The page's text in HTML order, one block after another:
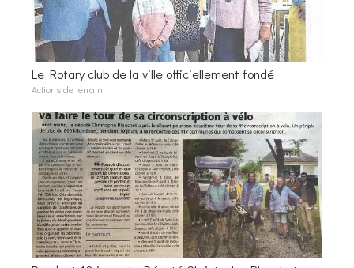
Le Rotary club de la ville officiellement fondé
Actions de terrain